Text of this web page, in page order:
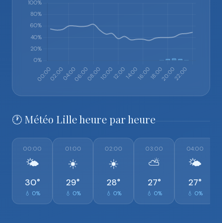
🕐 Météo Lille heure par heure
00:00
🌤️
30°
💧 0%
01:00
☀️
29°
💧 0%
02:00
☀️
28°
💧 0%
03:00
⛅
27°
💧 0%
04:00
🌤️
27°
💧 0%